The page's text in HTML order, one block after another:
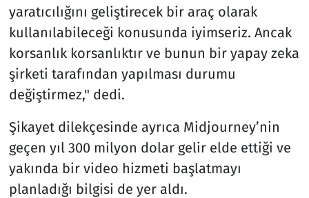
yaratıcılığını geliştirecek bir araç olarak
kullanılabileceği konusunda iyimseriz. Ancak
korsanlık korsanlıktır ve bunun bir yapay zeka
şirketi tarafından yapılması durumu
değiştirmez," dedi.
Şikayet dilekçesinde ayrıca Midjourney’nin
geçen yıl 300 milyon dolar gelir elde ettiği ve
yakında bir video hizmeti başlatmayı
planladığı bilgisi de yer aldı.